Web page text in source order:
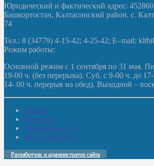
Юридический и фактический адрес:
Башкортостан, Калтасинский район, с.
74
Тел.: 8 (34779) 4-15-42; 4-25-42; E–mail:
Режим работы:
Основной режим с 1 сентября по 31 мая.
19-00 ч. (без перерыва). Суб. с 9-00 ч. до
14- 00 ч. перерыв на обед). Выходной –
Домой
Новости
Документы. Все
Мы в соцсетях
Разработчик и администратор сайта